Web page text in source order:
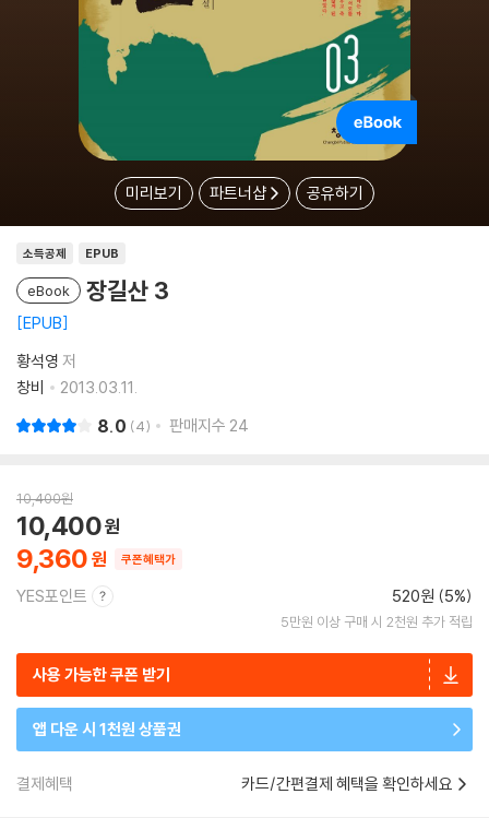
미리보기 파트너샵 공유하기
소득공제 EPUB
eBook 장길산 3
EPUB
황석영 저
창비
2013.03.11.
8.0 4 판매지수 24
10,400원
9,360
10,400
쿠폰혜택가
YES포인트 520원 (5%)
5만원 이상 구매 시 2천원 추가 적립
사용 가능한 쿠폰 받기
앱 다운 시 1천원 상품권
결제혜택 카드/간편결제 혜택을 확인하세요